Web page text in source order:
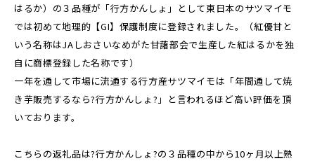
はるか）の３品種が「行方かんしょ」として東日本のサツマイモ
では初めて地理的【GI】保護制度に登録されました。（紅優甘と
いう名称はJAしおさいなめがた甘藷部会で生産した紅はるかを独
自に商標登録した名称です）
一年を通して市場に流通する行方産サツマイモは「年間通して焼
き芋販売するなら?行方かんしょ?」と言われるほど高い評価を頂
いております。
こちらの返礼品は?行方かんしょ?の３品種の中から10ヶ月以上熟